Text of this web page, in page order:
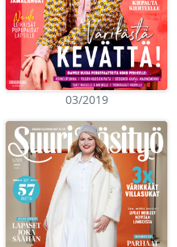
03/2019